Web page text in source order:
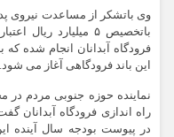
وی باتشکر از مساعدت نیروی
فرودگاه آبدانان انجام شده
این باند فرودگاهی آغاز می شود.
نماینده حوزه جنوبی مردم
در پیوست بودجه سال آینده